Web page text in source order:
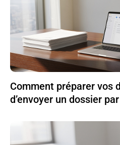
Comment préparer vos
d’envoyer un dossier